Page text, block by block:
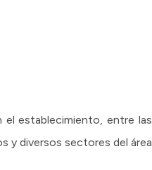
establecimiento, entre las
y diversos sectores del área